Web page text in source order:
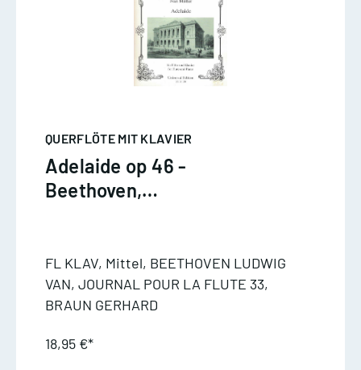
QUERFLÖTE MIT KLAVIER
Adelaide op 46 -
Beethoven,
FL KLAV, Mittel, BEETHOVEN LUDWIG
VAN, JOURNAL POUR LA FLUTE 33,
BRAUN GERHARD
18,95 €*